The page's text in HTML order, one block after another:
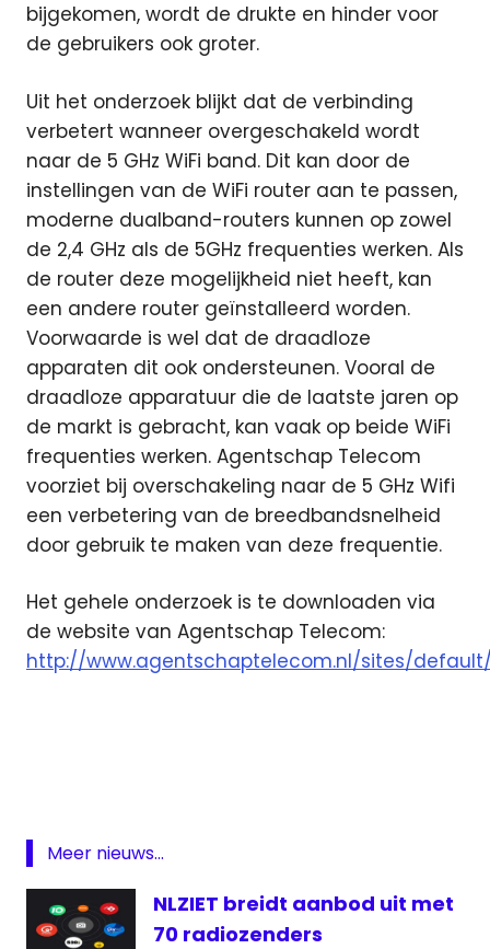
bijgekomen, wordt de drukte en hinder voor
de gebruikers ook groter.
Uit het onderzoek blijkt dat de verbinding
verbetert wanneer overgeschakeld wordt
naar de 5 GHz WiFi band. Dit kan door de
instellingen van de WiFi router aan te passen,
moderne dualband-routers kunnen op zowel
de 2,4 GHz als de 5GHz frequenties werken. Als
de router deze mogelijkheid niet heeft, kan
een andere router geïnstalleerd worden.
Voorwaarde is wel dat de draadloze
apparaten dit ook ondersteunen. Vooral de
draadloze apparatuur die de laatste jaren op
de markt is gebracht, kan vaak op beide WiFi
frequenties werken. Agentschap Telecom
voorziet bij overschakeling naar de 5 GHz Wifi
een verbetering van de breedbandsnelheid
door gebruik te maken van deze frequentie.
Het gehele onderzoek is te downloaden via
de website van Agentschap Telecom:
http://www.agentschaptelecom.nl/sites/
Telecom
Internet
media
Meer nieuws...
NLZIET breidt aanbod uit met
70 radiozenders